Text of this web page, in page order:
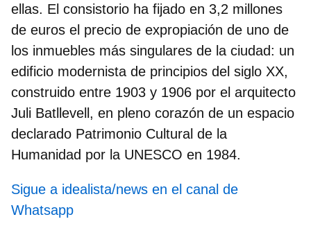
ellas. El consistorio ha fijado en 3,2 millones
de euros el precio de expropiación de uno de
los inmuebles más singulares de la ciudad: un
edificio modernista de principios del siglo XX,
construido entre 1903 y 1906 por el arquitecto
Juli Batllevell, en pleno corazón de un espacio
declarado Patrimonio Cultural de la
Humanidad por la UNESCO en 1984.
Sigue a idealista/news en el canal de
Whatsapp